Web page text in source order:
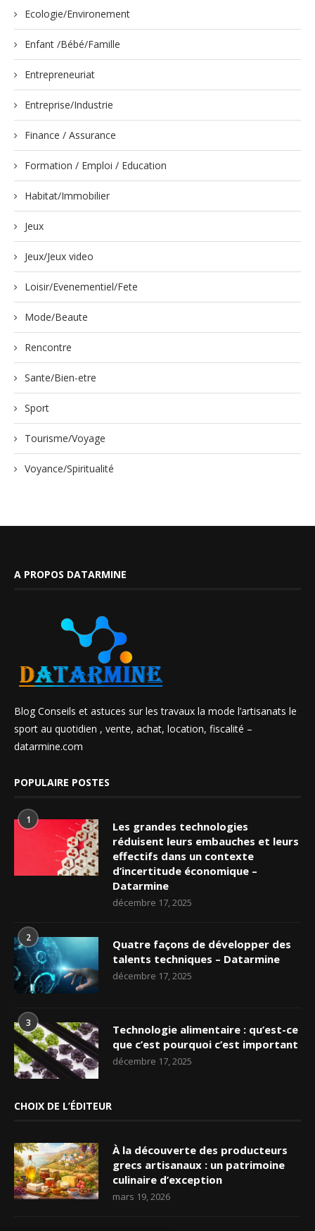
Ecologie/Environement
Enfant /Bébé/Famille
Entrepreneuriat
Entreprise/Industrie
Finance / Assurance
Formation / Emploi / Education
Habitat/Immobilier
Jeux
Jeux/Jeux video
Loisir/Evenementiel/Fete
Mode/Beaute
Rencontre
Sante/Bien-etre
Sport
Tourisme/Voyage
Voyance/Spiritualité
A PROPOS DATARMINE
Blog Conseils et astuces sur les travaux la mode l’artisanats le
sport au quotidien , vente, achat, location, fiscalité –
datarmine.com
POPULAIRE POSTES
1
Les grandes technologies
réduisent leurs embauches et leurs
effectifs dans un contexte
d’incertitude économique –
Datarmine
décembre 17, 2025
2
Quatre façons de développer des
talents techniques – Datarmine
décembre 17, 2025
3
Technologie alimentaire : qu’est-ce
que c’est pourquoi c’est important
décembre 17, 2025
CHOIX DE L’ÉDITEUR
À la découverte des producteurs
grecs artisanaux : un patrimoine
culinaire d’exception
mars 19, 2026